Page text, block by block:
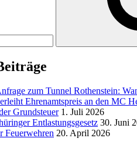
zum Tunnel Rothenstein:
Ehrenamtspreis an den MC
Grundsteuer 1. Juli 2026
Entlastungsgesetz 30. Juni
Feuerwehren 20. April 2026